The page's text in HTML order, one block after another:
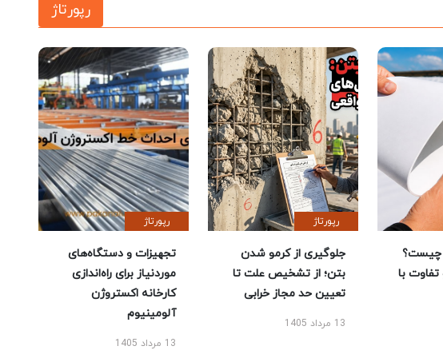
رپورتاژ
ژئوممبران PVC چیست؟
تفاوت با
رپورتاژ
جلوگیری از کرمو شدن
بتن؛ از تشخیص علت تا
تعیین حد مجاز خرابی
13 مرداد 1405
رپورتاژ
تجهیزات و دستگاه‌های
موردنیاز برای راه‌اندازی
کارخانه اکستروژن
آلومینیوم
13 مرداد 1405